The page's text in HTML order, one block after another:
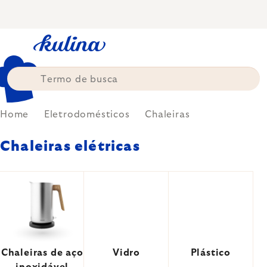
Home Eletrodomésticos Chaleiras
Chaleiras elétricas
Chaleiras de aço
Vidro Plástico